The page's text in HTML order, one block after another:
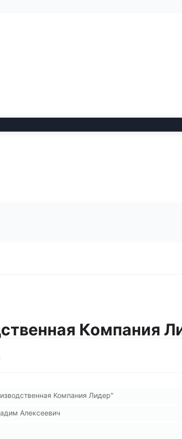
Компания
Компания Лидер"
Алексеевич